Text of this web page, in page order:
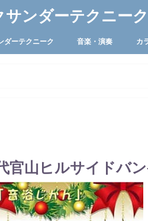
ンダーテクニーク
ダーテクニーク 音楽・演奏 カ
官山ヒルサイドバ